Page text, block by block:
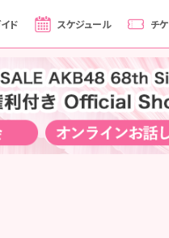
ド スケジュール チ